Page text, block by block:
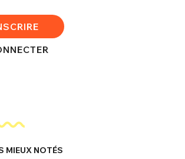
MIEUX NOTÉS
FERMER